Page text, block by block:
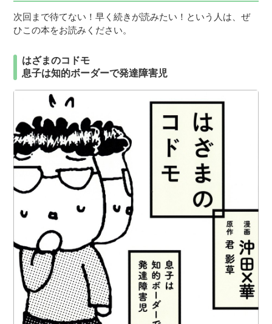
次回まで待てない！早く続きが読みたい！という人は、ぜ
ひこの本をお読みください。
はざまのコドモ
息子は知的ボーダーで発達障害児